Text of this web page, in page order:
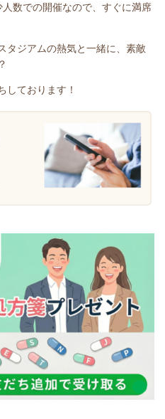
数での開催なので、すぐに満席
タジアムの熱気と一緒に、素敵
しております！